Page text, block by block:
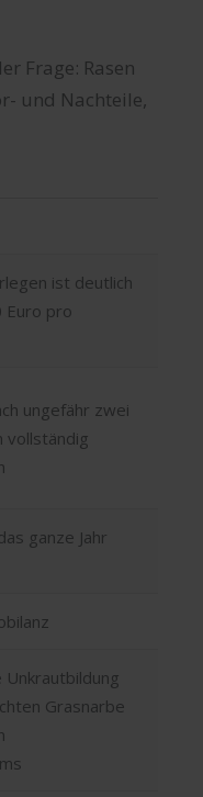
Frage: Rasen
und Nachteile,
ist deutlich
Euro pro
ungefähr zwei
vollständig
ganze Jahr
Unkrautbildung
Grasnarbe